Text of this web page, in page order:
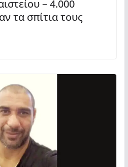
– 4.000
τα σπίτια τους